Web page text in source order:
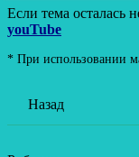
Если тема осталась
youTube
* При использовании
Назад